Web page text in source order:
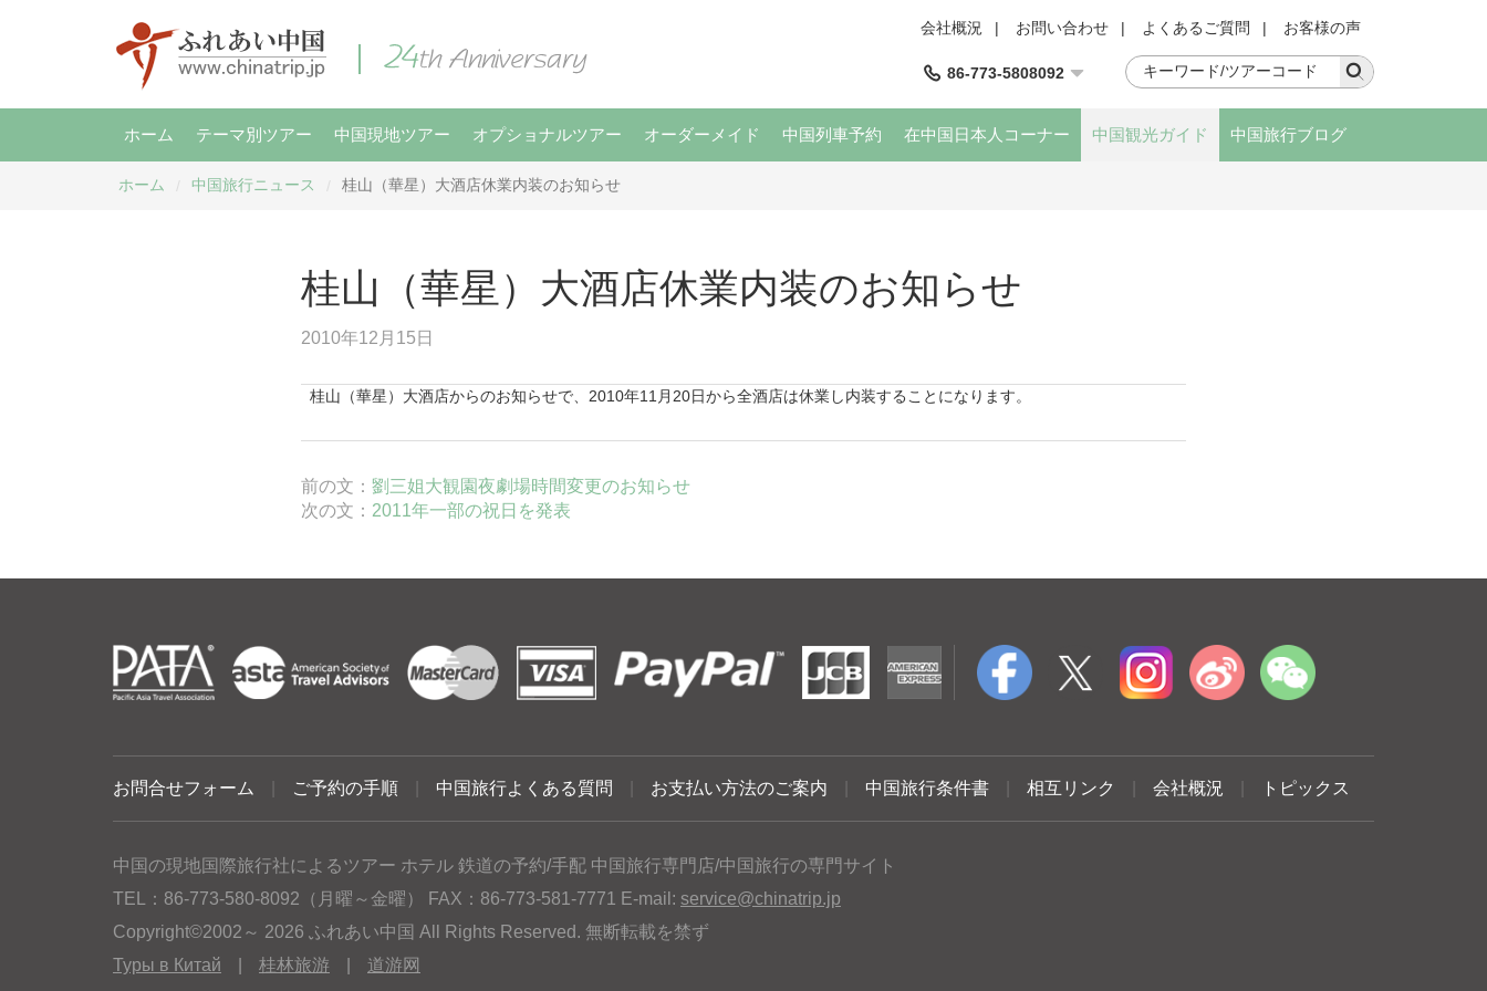
会社概況 | お問い合わせ | よくあるご質問 | お客様の声
86-773-5808092
ホーム テーマ別ツアー 中国現地ツアー オプショナルツアー オーダーメイド 中国列車予約 在中国日本人コーナー 中国観光ガイド 中国旅行ブログ
ホーム 中国旅行ニュース 桂山（華星）大酒店休業内装のお知らせ
桂山（華星）大酒店休業内装のお知らせ
2010年12月15日
桂山（華星）大酒店からのお知らせで、2010年11月20日から全酒店は休業し内装することになります。
前の文： 劉三姐大観園夜劇場時間変更のお知らせ
次の文： 2011年一部の祝日を発表
お問合せフォーム ご予約の手順 中国旅行よくある質問 お支払い方法のご案内 中国旅行条件書 相互リンク 会社概況 トピックス
中国の現地国際旅行社によるツアー ホテル 鉄道の予約/手配 中国旅行専門店/中国旅行の専門サイト
TEL：86-773-580-8092（月曜～金曜） FAX：86-773-581-7771 E-mail: service@chinatrip.jp
Copyright©2002～ 2026 ふれあい中国 All Rights Reserved. 無断転載を禁ず
Туры в Китай
桂林旅游 道游网